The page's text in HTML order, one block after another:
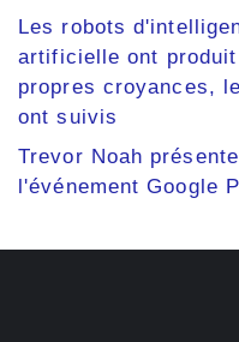
Les robots
artificielle ont
propres croyances,
ont suivis
Trevor Noah
l'événement Google